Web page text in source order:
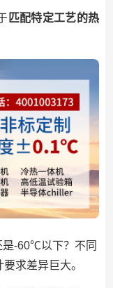
匹配特定工艺的热
-60℃以下？不同
求差异巨大。